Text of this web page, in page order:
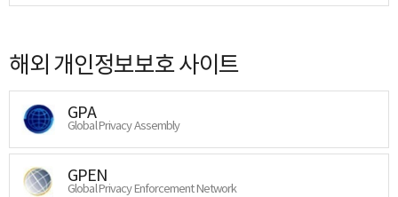
해외 개인정보보호 사이트
GPA
Global Privacy Assembly
GPEN
Global Privacy Enforcement Network